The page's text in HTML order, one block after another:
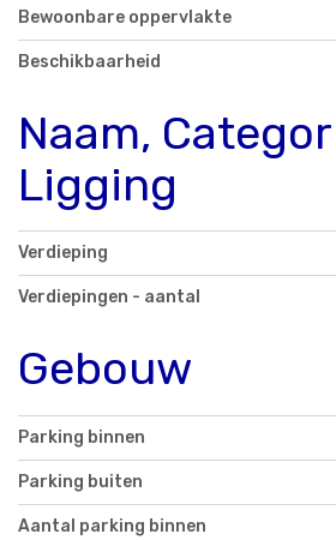
Bewoonbare oppervlakte
Beschikbaarheid
Naam,
Ligging
Verdieping
Verdiepingen - aantal
Gebouw
Parking binnen
Parking buiten
Aantal parking binnen